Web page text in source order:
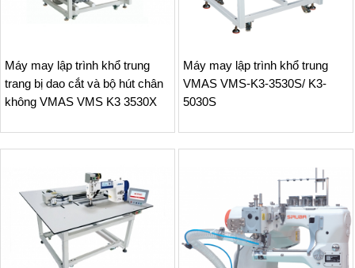
Máy may lập trình khổ trung
trang bị dao cắt và bộ hút chân
không VMAS VMS K3 3530X
Máy may lập trình khổ trung
VMAS VMS-K3-3530S/ K3-
5030S